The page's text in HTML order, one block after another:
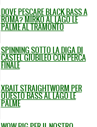
DOVE PESCARE BLACK BASS A
ROMA? MIRKO AL LAGO LE
PALME AL TRAMONTO
SPINNING SOTTO LA DIGA DI
CASTEL GIUBILEO CON PERCA
FINALE
XBAIT STRAIGHTWORM PER
QUESTO BASS AL LAGO LE
PALME